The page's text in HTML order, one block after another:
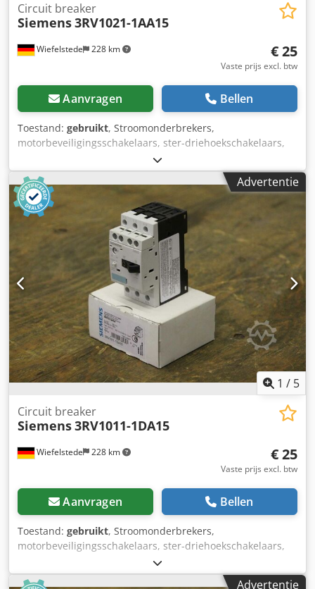
Wiefelstede 228 km
Circuit breaker
Siemens3RV1021-1AA15
€ 25
Vaste prijs excl. btw
Aanvragen Bellen
Toestand: gebruikt, Stroomonderbrekers,
motorbeveiligingsschakelaars, ster-driehoekschakelaars,
omkeerschakelaars -Siemens: type 3RV1021-1AA15 -Prijs:
per stuk -Aantal: 3 stuks -Afmetingen: 100/50/H100 mm -
Gewicht: 0,4 kg/stuk Chedpfxofifk Tj Agrja
Advertentie
1 / 5
Wiefelstede 228 km
Circuit breaker
Siemens3RV1011-1DA15
€ 25
Vaste prijs excl. btw
Aanvragen Bellen
Toestand: gebruikt, Stroomonderbrekers,
motorbeveiligingsschakelaars, ster-driehoekschakelaars,
omkeerschakelaars -Siemens: type 3RV1011-1DA15
Csdsfifkyepfx Agreha -Prijs: per stuk -Aantal: 7 stuks -
Advertentie